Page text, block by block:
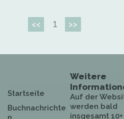
<< 1 >>
Startseite
Buchnachrichte
Weitere
Auf der
werden bald
insgesamt 10+